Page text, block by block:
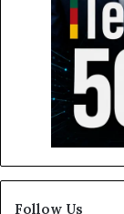
Follow Us